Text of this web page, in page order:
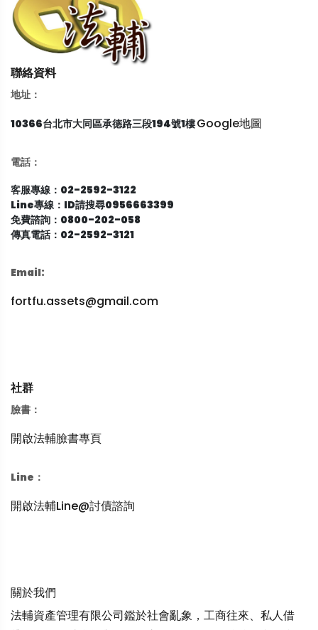
聯絡資料
地址：
10366台北市大同區承德路三段194號1樓Google地圖
電話：
客服專線：02-2592-3122
Line專線：ID請搜尋0956663399
免費諮詢：0800-202-058
傳真電話：02-2592-3121
Email:
fortfu.assets@gmail.com
社群
臉書：
開啟法輔臉書專頁
Line：
開啟法輔Line@討債諮詢
關於我們
法輔資產管理有限公司鑑於社會亂象，工商往來、私人借